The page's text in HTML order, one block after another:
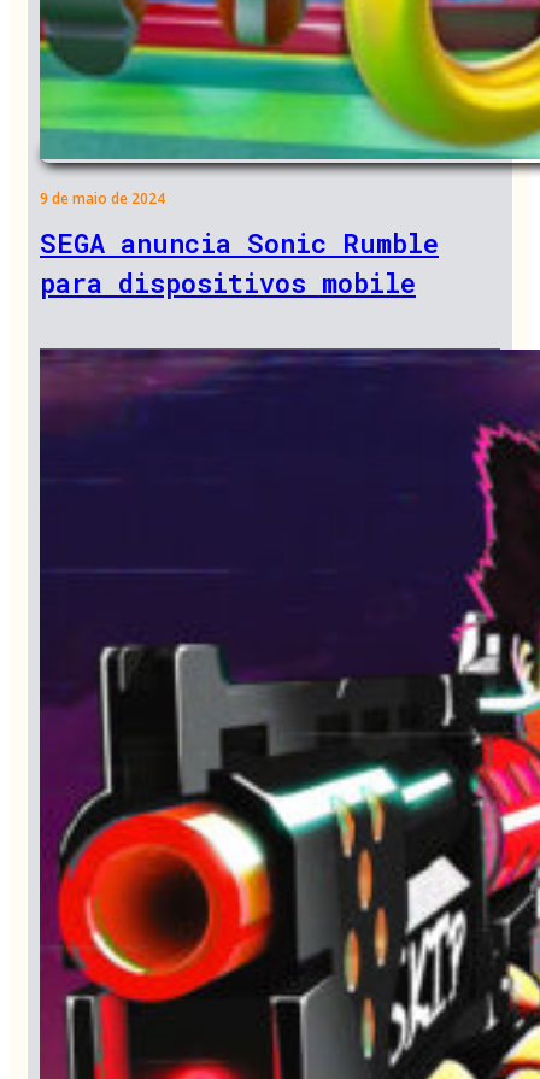
9 de maio de 2024
SEGA anuncia Sonic Rumble
para dispositivos mobile